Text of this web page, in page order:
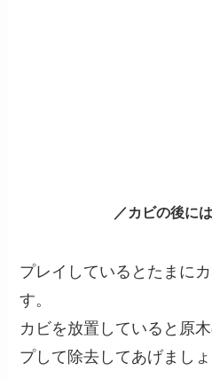
／カビの後に
プレイしているとたまに
す。
カビを放置していると原
プして除去してあげましょ